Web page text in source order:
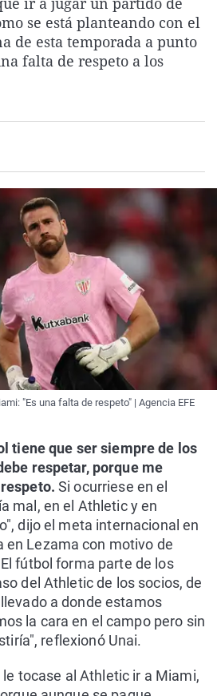
La rosa de los vientos
Gente viajera
Como el perro y el
Caso
Retornados
Equipo de
Extremadura
Galicia
La Rioja
País Vasco
Virales
Televisión
Elecciones
se está planteando con el
de esta temporada a punto
falta de respeto a los
"Es una falta de respeto" | Agencia EFE
tiene que ser siempre de los
respetar, porque me
respeto.Si ocurriese en el
mal, en el Athletic y en
dijo el meta internacional en
en Lezama con motivo de
fútbol forma parte de los
del Athletic de los socios, de
a donde estamos
la cara en el campo pero sin
reflexionó Unai.
le tocase al Athletic ir a Miami,